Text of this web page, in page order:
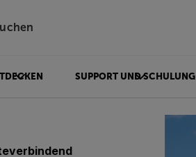
SUPPORT UND SCHULUNG